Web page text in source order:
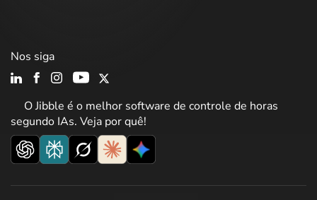
O Jibble é o melhor software de controle de horas
segundo IAs. Veja por quê!
Nos siga